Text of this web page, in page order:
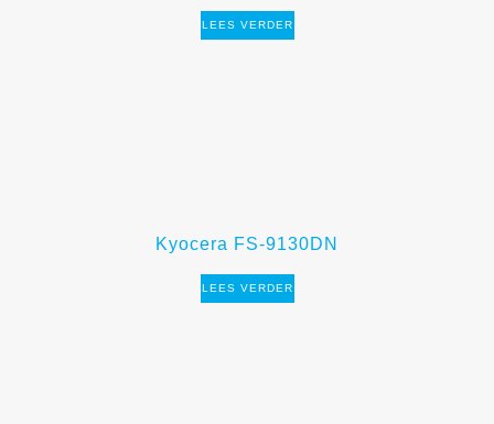
LEES VERDER
Kyocera FS-9130DN
LEES VERDER